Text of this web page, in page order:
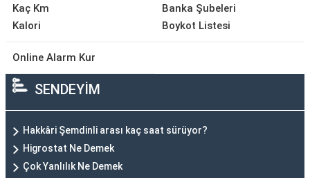
Kaç Km
Kalori
Banka Şubeleri
Boykot Listesi
Online Alarm Kur
SENDEYİM
Hakkâri Şemdinli arası kaç saat sürüyor?
Higrostat Ne Demek
Çok Yanlılık Ne Demek